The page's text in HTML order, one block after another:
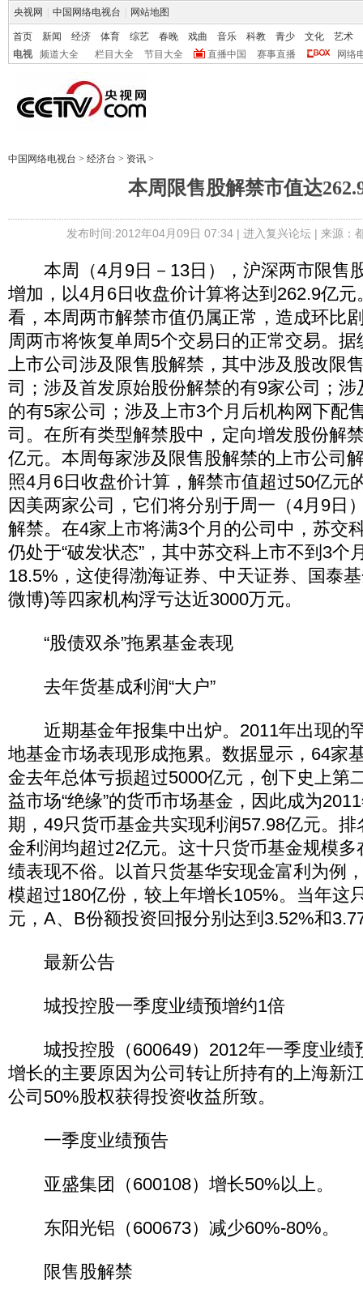
央视网 中国网络电视台 网站地图
首页 新闻 经济 体育 综艺 春晚 戏曲 音乐 科教 青少 文化
艺术
电视
频道大全 栏目大全 节目大全 直播中国 赛事直播 网络
中国网络电视台 > 经济台 > 资讯 >
本周限售股解禁市值达
发布时间:2012年04月09日 07:34 | 进入复兴论坛| 来源：
本周（4月9日－13日），沪深两市限售
增加，以4月6日收盘价计算将达到262.9亿
看，本周两市解禁市值仍属正常，造成环比
周两市将恢复单周5个交易日的正常交易。
上市公司涉及限售股解禁，其中涉及股改限
司；涉及首发原始股份解禁的有9家公司；
的有5家公司；涉及上市3个月后机构网下配
司。在所有类型解禁股中，定向增发股份解
亿元。本周每家涉及限售股解禁的上市公司
照4月6日收盘价计算，解禁市值超过50亿元
因美两家公司，它们将分别于周一（4月9日
解禁。在4家上市将满3个月的公司中，苏交
仍处于“破发状态”，其中苏交科上市不到3个
18.5%，这使得渤海证券、中天证券、国泰
微博)等四家机构浮亏达近3000万元。
“股债双杀”拖累基金表现
去年货基成利润“大户”
近期基金年报集中出炉。2011年出现的罕
地基金市场表现形成拖累。数据显示，64家
金去年总体亏损超过5000亿元，创下史上第
益市场“绝缘”的货币市场基金，因此成为
期，49只货币基金共实现利润57.98亿元。排
金利润均超过2亿元。这十只货币基金规模
绩表现不俗。以首只货基华安现金富利为例
模超过180亿份，较上年增长105%。当年这
元，A、B份额投资回报分别达到3.52%和
最新公告
城投控股一季度业绩预增约1倍
城投控股（600649）2012年一季度业绩
增长的主要原因为公司转让所持有的上海新
公司50%股权获得投资收益所致。
一季度业绩预告
亚盛集团（600108）增长50%以上。
东阳光铝（600673）减少60%-80%。
限售股解禁